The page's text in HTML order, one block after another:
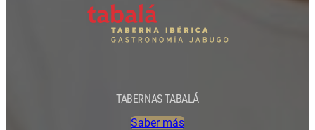
TABERNAS TABALÁ
Saber más